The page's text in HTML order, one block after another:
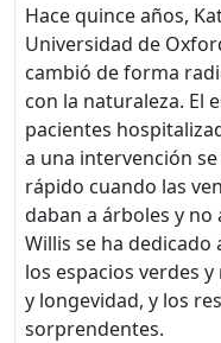
Hace quince años,
Universidad de
cambió de forma
con la naturaleza. El
pacientes
a una intervención
rápido cuando las
daban a árboles y no
Willis se ha
los espacios verdes
y longevidad, y los
sorprendentes.